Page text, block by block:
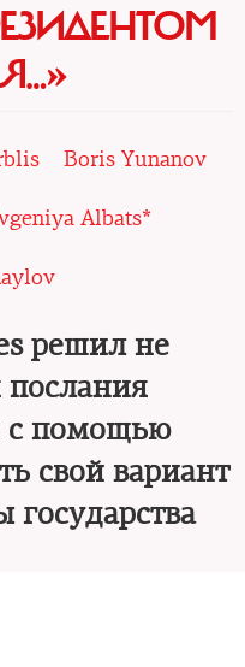
Boris Yunanov
Albats*
решил не
послания
с помощью
свой вариант
государства